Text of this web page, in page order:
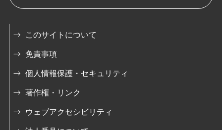
このサイトについて
免責事項
個人情報保護・セキュリティ
著作権・リンク
ウェブアクセシビリティ